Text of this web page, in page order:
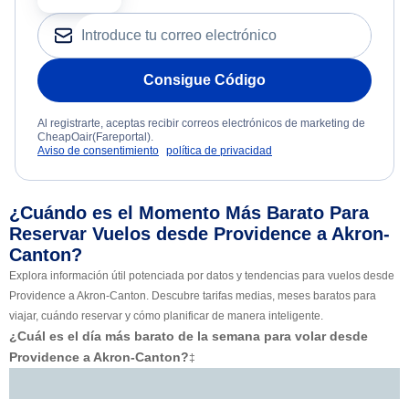
Consigue Código
Al registrarte, aceptas recibir correos electrónicos de marketing de
CheapOair(Fareportal).
Aviso de consentimiento política de privacidad
¿Cuándo es el Momento Más Barato Para
Reservar Vuelos desde Providence a Akron-
Canton?
Explora información útil potenciada por datos y tendencias para vuelos desde
Providence a Akron-Canton. Descubre tarifas medias, meses baratos para
viajar, cuándo reservar y cómo planificar de manera inteligente.
¿Cuál es el día más barato de la semana para volar desde
Providence a Akron-Canton?‡